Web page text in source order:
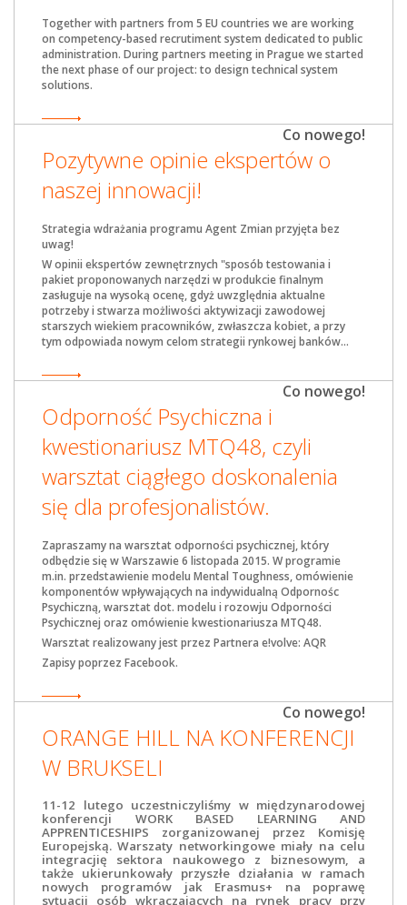
Together with partners from 5 EU countries we are working
on competency-based recrutiment system dedicated to public
administration. During partners meeting in Prague we started
the next phase of our project: to design technical system
solutions.
Co nowego!
Pozytywne opinie ekspertów o
naszej innowacji!
Strategia wdrażania programu Agent Zmian przyjęta bez
uwag!
W opinii ekspertów zewnętrznych "sposób testowania i
pakiet proponowanych narzędzi w produkcie finalnym
zasługuje na wysoką ocenę, gdyż uwzględnia aktualne
potrzeby i stwarza możliwości aktywizacji zawodowej
starszych wiekiem pracowników, zwłaszcza kobiet, a przy
tym odpowiada nowym celom strategii rynkowej banków...
Co nowego!
Odporność Psychiczna i
kwestionariusz MTQ48, czyli
warsztat ciągłego doskonalenia
się dla profesjonalistów.
Zapraszamy na warsztat odporności psychicznej, który
odbędzie się w Warszawie 6 listopada 2015. W programie
m.in. przedstawienie modelu Mental Toughness, omówienie
komponentów wpływających na indywidualną Odpornośc
Psychiczną, warsztat dot. modelu i rozowju Odporności
Psychicznej oraz omówienie kwestionariusza MTQ48.
Warsztat realizowany jest przez Partnera e!volve: AQR
Zapisy poprzez Facebook.
Co nowego!
ORANGE HILL NA KONFERENCJI
W BRUKSELI
11-12 lutego uczestniczyliśmy w międzynarodowej
konferencji WORK BASED LEARNING AND
APPRENTICESHIPS zorganizowanej przez Komisję
Europejską. Warszaty networkingowe miały na celu
integracjię sektora naukowego z biznesowym, a
także ukierunkowały przyszłe działania w ramach
nowych programów jak Erasmus+ na poprawę
sytuacji osób wkraczających na rynek pracy przy